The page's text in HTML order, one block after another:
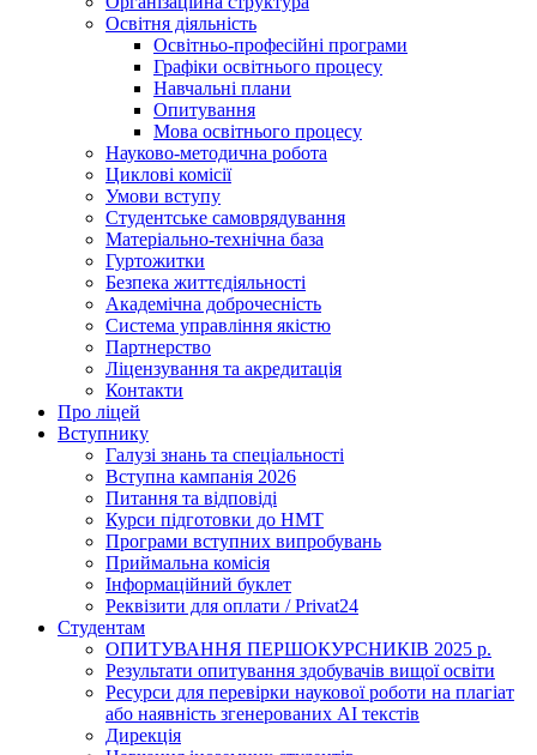
Освітня діяльність
Освітньо-професійні програми
Графіки освітнього процесу
Навчальні плани
Опитування
Мова освітнього процесу
Науково-методична робота
Циклові комісії
Умови вступу
Студентське самоврядування
Матеріально-технічна база
Гуртожитки
Безпека життєдіяльності
Академічна доброчесність
Система управління якістю
Партнерство
Ліцензування та акредитація
Контакти
Про ліцей
Вступнику
Галузі знань та спеціальності
Вступна кампанія 2026
Питання та відповіді
Курси підготовки до НМТ
Програми вступних випробувань
Приймальна комісія
Інформаційний буклет
Реквізити для оплати / Privat24
Студентам
ОПИТУВАННЯ ПЕРШОКУРСНИКІВ 2025 р.
Результати опитування здобувачів вищої освіти
Ресурси для перевірки наукової роботи на плагіат
або наявність згенерованих АІ текстів
Дирекція